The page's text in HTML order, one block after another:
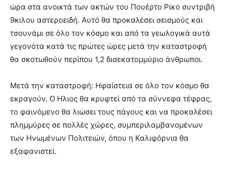
ώρα στα ανοικτά των ακτών του Πουέρτο Ρίκο συντριβή
9κιλου αστεροειδή. Αυτό θα προκαλέσει σεισμούς και
τσουνάμι σε όλο τον κόσμο και από τα γεωλογικά αυτά
γεγονότα κατά τις πρώτες ώρες μετά την καταστροφή
θα σκοτωθούν περίπου 1,2 δισεκατομμύριο άνθρωποι.
Μετά την καταστροφή: Ηφαίστεια σε όλο τον κόσμο θα
εκραγούν. Ο Ηλιος θα κρυφτεί από τα σύννεφα τέφρας,
το φαινόμενο θα λιώσει τους πάγους και να προκαλέσει
πλημμύρες σε πολλές χώρες, συμπεριλαμβανομένων
των Ηνωμένων Πολιτειών, όπου η Καλιφόρνια θα
εξαφανιστεί.